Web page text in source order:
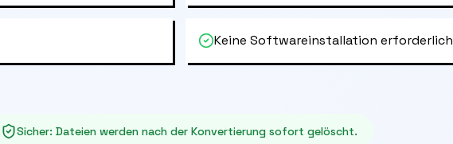
Keine Softwareinstallation erforderlich
Sicher: Dateien werden nach der Konvertierung sofort gelöscht.